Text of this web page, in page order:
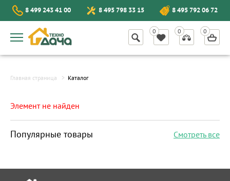
8 499 243 41 00 8 495 798 33 15 8 495 792 06 72
Главная страница Каталог
Элемент не найден
Популярные товары Смотреть все